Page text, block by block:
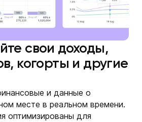
свои доходы,
когорты и другие
и данные о
месте в реальном времени.
оптимизированы для